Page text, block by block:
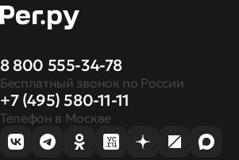
8 800 555-34-78
Бесплатный звонок по России
+7 (495) 580-11-11
Телефон в Москве